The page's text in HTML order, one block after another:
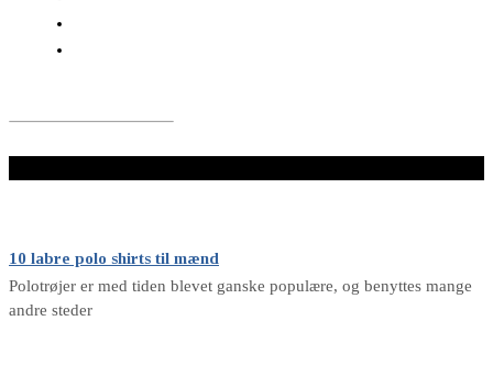
10 labre polo shirts til mænd
Polotrøjer er med tiden blevet ganske populære, og benyttes mange
andre steder